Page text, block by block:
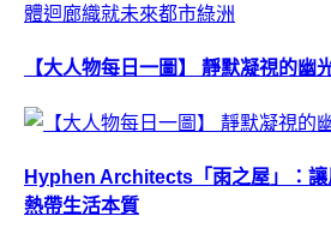
【大人物每日一圖】 靜默凝視的幽
Hyphen Architects「雨之屋」：
熱帶生活本質